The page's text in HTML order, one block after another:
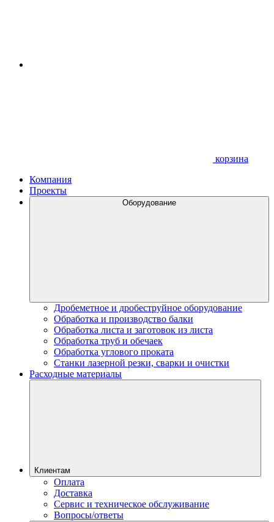
корзина
Компания
Проекты
Оборудование
Дробеметное и дробеструйное оборудование
Обработка и производство балки
Обработка листа и заготовок из листа
Обработка труб и обечаек
Обработка углового проката
Станки лазерной резки, сварки и очистки
Расходные материалы
Клиентам
Оплата
Доставка
Сервис и техническое обслуживание
Вопросы/ответы